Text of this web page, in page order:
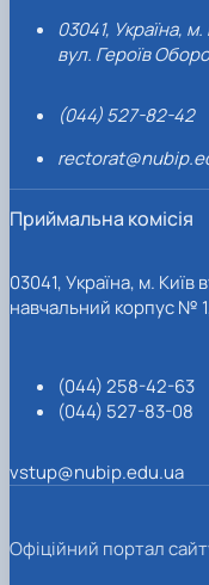
03041, Україна, м.
вул. Героїв
(044) 527-82-42
Приймальна комісія
03041, Україна, м. Київ
навчальний корпус №
(044) 258-42-63
(044) 527-83-08
vstup@nubip.edu.ua
Офіційний портал